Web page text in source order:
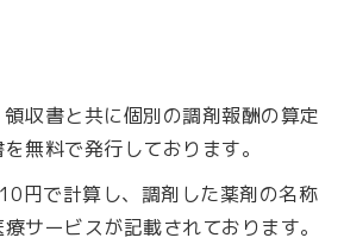
収書と共に個別の調剤報酬の算定
無料で発行しております。
円で計算し、調剤した薬剤の名称
サービスが記載されております。